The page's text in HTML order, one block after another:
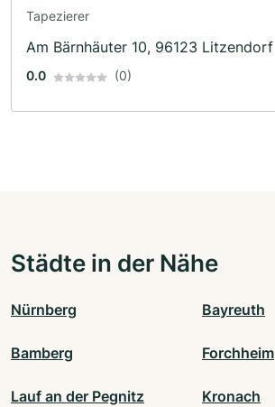
Tapezierer
Am Bärnhäuter 10, 96123 Litzendorf
0.0 (0)
Städte in der Nähe
Nürnberg Bayreuth
Bamberg Forchheim
Lauf an der Pegnitz Kronach